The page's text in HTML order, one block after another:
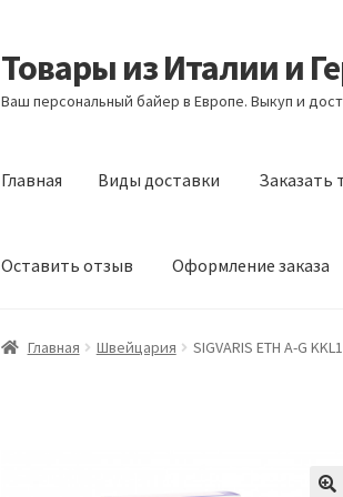
Перейти
к
навигации
Перейти
к
содержимому
Товары из Италии и
Ваш персональный байер в Европе. Выкуп и
Главная Виды доставки Заказать
Оставить отзыв Оформление заказа
Главная Виды доставки Заказать товары
Главная Швейцария SIGVARIS ETH A-G